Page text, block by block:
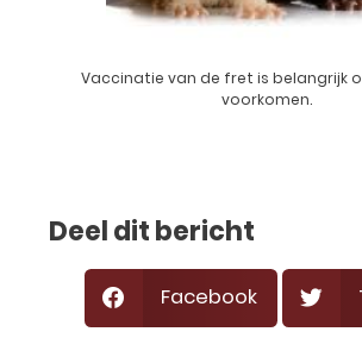
Vaccinatie van de fret is belangrijk
voorkomen.
Deel dit bericht
Facebook